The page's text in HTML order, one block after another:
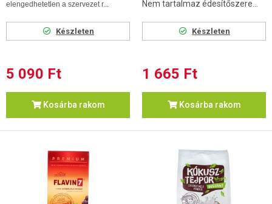
elengedhetetlen a szervezet r...
Készleten
5 090 Ft
Kosárba rakom
Nem tartalmaz édesítőszere...
Készleten
1 665 Ft
Kosárba rakom